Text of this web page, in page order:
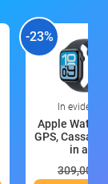
-23%
In evidenza
Apple Watch
GPS, Cassa
in all
309,00 €